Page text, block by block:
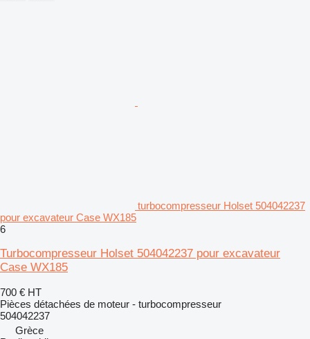
turbocompresseur Holset 504042237
pour excavateur Case WX185
6
Turbocompresseur Holset 504042237 pour excavateur
Case WX185
700 € HT
Pièces détachées de moteur - turbocompresseur
504042237
Grèce